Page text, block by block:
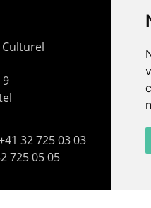
32 725 03 03
725 05 05